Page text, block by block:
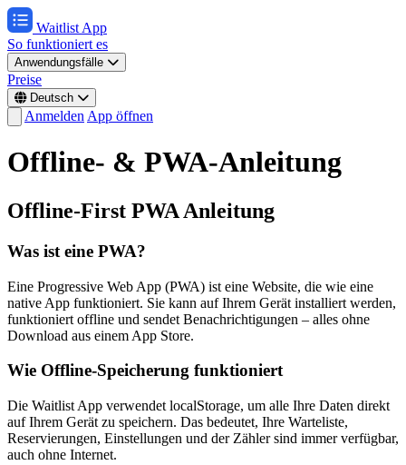
Waitlist App
So funktioniert es
Anwendungsfälle
Preise
Deutsch
Anmelden App öffnen
Offline- & PWA-Anleitung
Offline-First PWA Anleitung
Was ist eine PWA?
Eine Progressive Web App (PWA) ist eine Website, die wie eine
native App funktioniert. Sie kann auf Ihrem Gerät installiert werden,
funktioniert offline und sendet Benachrichtigungen – alles ohne
Download aus einem App Store.
Wie Offline-Speicherung funktioniert
Die Waitlist App verwendet localStorage, um alle Ihre Daten direkt
auf Ihrem Gerät zu speichern. Das bedeutet, Ihre Warteliste,
Reservierungen, Einstellungen und der Zähler sind immer verfügbar,
auch ohne Internet.